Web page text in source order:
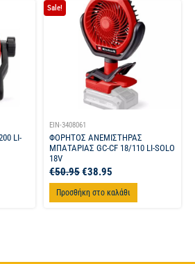
LI-
Sale!
EIN-3408061
ΦΟΡΗΤΟΣ ΑΝΕΜΙΣΤΗΡΑΣ
ΜΠΑΤΑΡΙΑΣ GC-CF 18/110 LI-SOLO
18V
€50.95€38.95
Προσθήκη στο καλάθι